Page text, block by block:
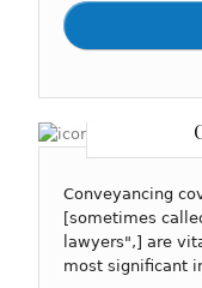
Conveyancing
[sometimes
lawyers",] are
most significant